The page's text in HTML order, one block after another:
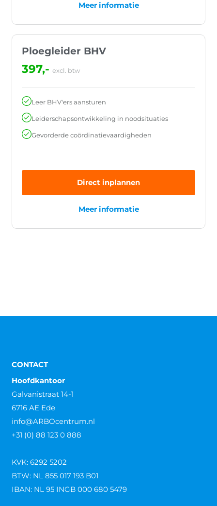
Meer informatie
Ploegleider BHV
397,- excl. btw
Leer BHV'ers aansturen
Leiderschapsontwikkeling in noodsituaties
Gevorderde coördinatievaardigheden
Direct inplannen
Meer informatie
CONTACT
Hoofdkantoor
Galvanistraat 14-1
6716 AE Ede
info@ARBOcentrum.nl
+31 (0) 88 123 0 888
KVK: 6292 5202
BTW: NL 855 017 193 B01
IBAN: NL 95 INGB 000 680 5479